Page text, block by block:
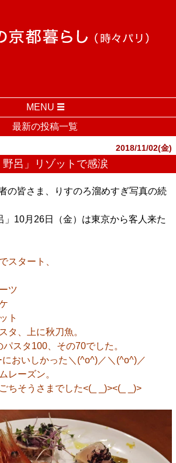
MENU
最新の投稿一覧
2018/11/02(金)
呂」リゾットで感涙
の皆さま、りすのろ溜めすぎ写真の続
」10月26日（金）は東京から客人来た
スタート、
ツ
ト
タ、上に秋刀魚。
スタ100、その70でした。
おいしかった＼(^o^)／＼(^o^)／
レーズン。
ちそうさまでした<(_ _)><(_ _)>